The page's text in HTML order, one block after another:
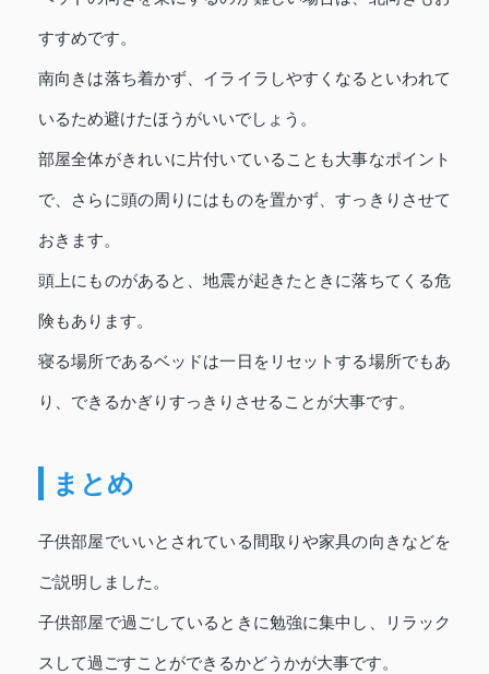
すすめです。
南向きは落ち着かず、イライラしやすくなるといわれて
いるため避けたほうがいいでしょう。
部屋全体がきれいに片付いていることも大事なポイント
で、さらに頭の周りにはものを置かず、すっきりさせて
おきます。
頭上にものがあると、地震が起きたときに落ちてくる危
険もあります。
寝る場所であるベッドは一日をリセットする場所でもあ
り、できるかぎりすっきりさせることが大事です。
まとめ
子供部屋でいいとされている間取りや家具の向きなどを
ご説明しました。
子供部屋で過ごしているときに勉強に集中し、リラック
スして過ごすことができるかどうかが大事です。